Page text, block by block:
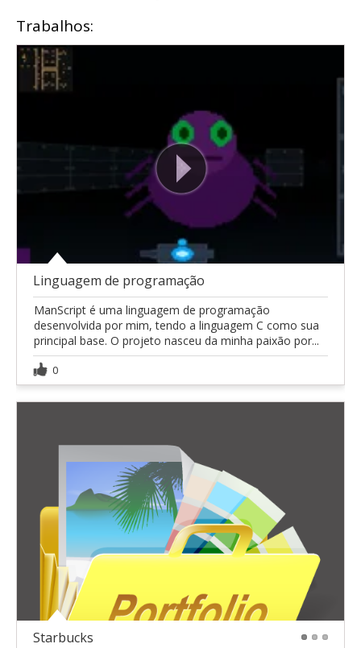
Trabalhos:
Linguagem de programação
ManScript é uma linguagem de programação
desenvolvida por mim, tendo a linguagem C como sua
principal base. O projeto nasceu da minha paixão por...
0
Starbucks